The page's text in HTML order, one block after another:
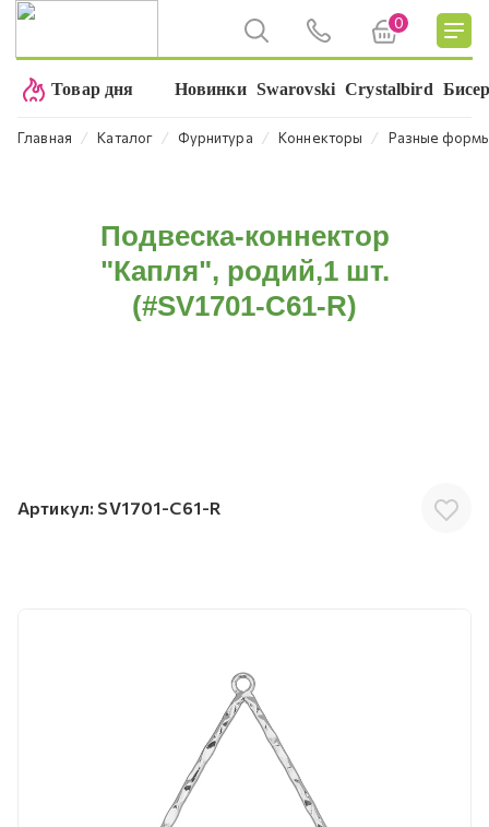
0
Товар дня Новинки Swarovski Crystalbird
Главная ⁄ Каталог ⁄ Фурнитура ⁄ Коннекторы ⁄ Разные
Подвеска-коннектор
"Капля", родий,1 шт.
(#SV1701-C61-R)
Артикул: SV1701-C61-R